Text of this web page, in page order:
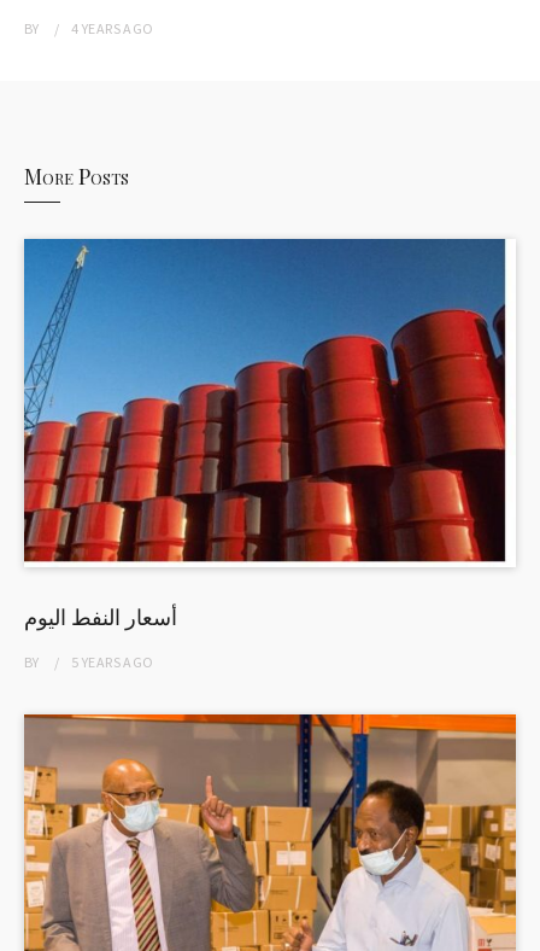
BY 4 YEARSAGO
More Posts
أسعار النفط اليوم
BY 5 YEARSAGO